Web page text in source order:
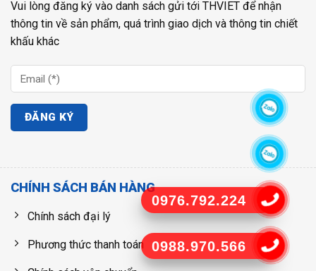
0976.792.224
0988.970.566
CHÍNH SÁCH BÁN HÀNG
Chính sách đại lý
Phương thức thanh toán
Vui lòng đăng ký vào danh sách gửi tới THVIET để nhận
thông tin về sản phẩm, quá trình giao dịch và thông tin chiết
khấu khác